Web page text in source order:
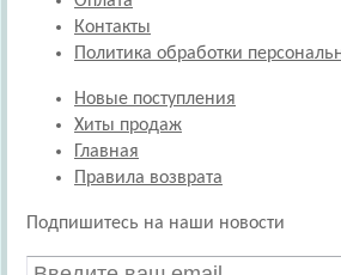
Контакты
Политика обработки
Новые поступления
Хиты продаж
Главная
Правила возврата
Подпишитесь на наши новости